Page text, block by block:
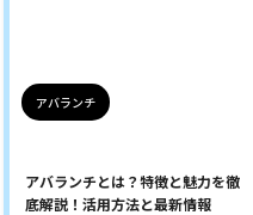
アバランチ
アバランチとは？特徴と魅力を徹
底解説！活用方法と最新情報